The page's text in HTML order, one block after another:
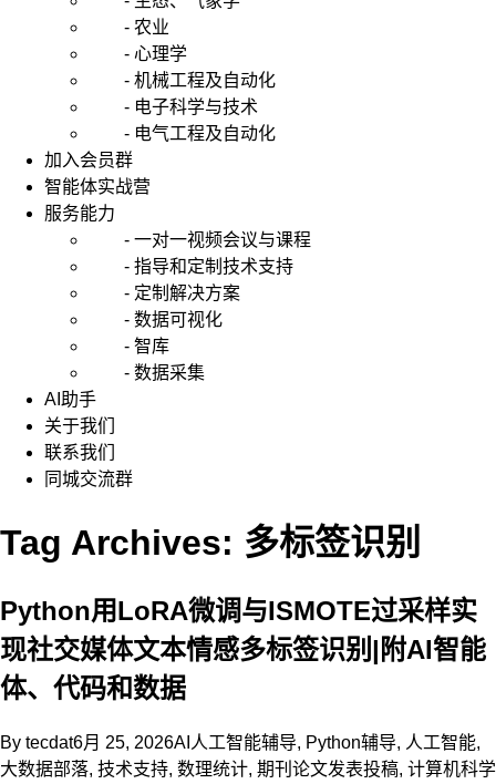
- 农业
- 心理学
- 机械工程及自动化
- 电子科学与技术
- 电气工程及自动化
加入会员群
智能体实战营
服务能力
- 一对一视频会议与课程
- 指导和定制技术支持
- 定制解决方案
- 数据可视化
- 智库
- 数据采集
AI助手
关于我们
联系我们
同城交流群
Tag Archives: 多标签识别
Python用LoRA微调与ISMOTE过采样实
现社交媒体文本情感多标签识别|附AI智能
体、代码和数据
By tecdat6月 25, 2026AI人工智能辅导, Python辅导, 人工智能,
大数据部落, 技术支持, 数理统计, 期刊论文发表投稿, 计算机科学